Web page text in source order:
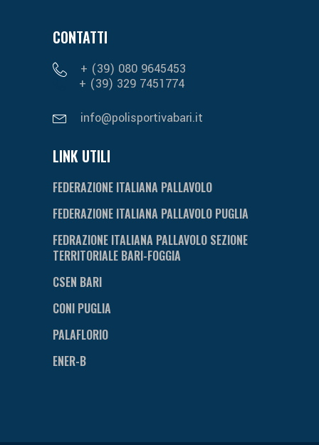
CONTATTI
+ (39) 080 9645453
+ (39) 329 7451774
info@polisportivabari.it
LINK UTILI
FEDERAZIONE ITALIANA PALLAVOLO
FEDERAZIONE ITALIANA PALLAVOLO PUGLIA
FEDRAZIONE ITALIANA PALLAVOLO SEZIONE
TERRITORIALE BARI-FOGGIA
CSEN BARI
CONI PUGLIA
PALAFLORIO
ENER-B